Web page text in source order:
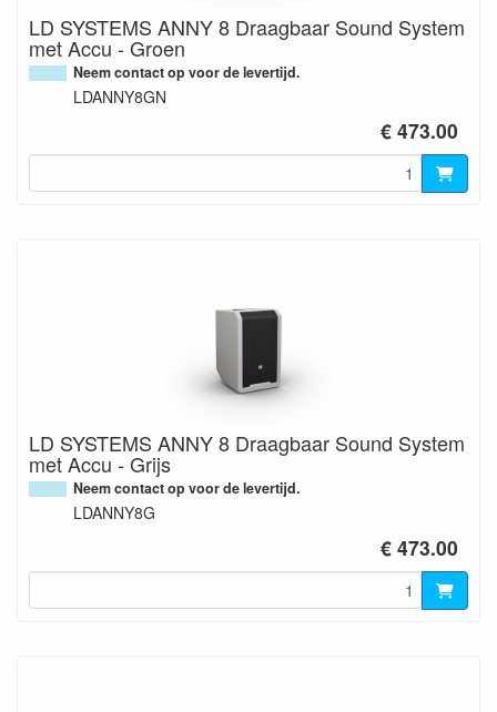
LD SYSTEMS ANNY 8 Draagbaar Sound System
met Accu - Groen
Neem contact op voor de levertijd.
LDANNY8GN
€ 473.00
LD SYSTEMS ANNY 8 Draagbaar Sound System
met Accu - Grijs
Neem contact op voor de levertijd.
LDANNY8G
€ 473.00